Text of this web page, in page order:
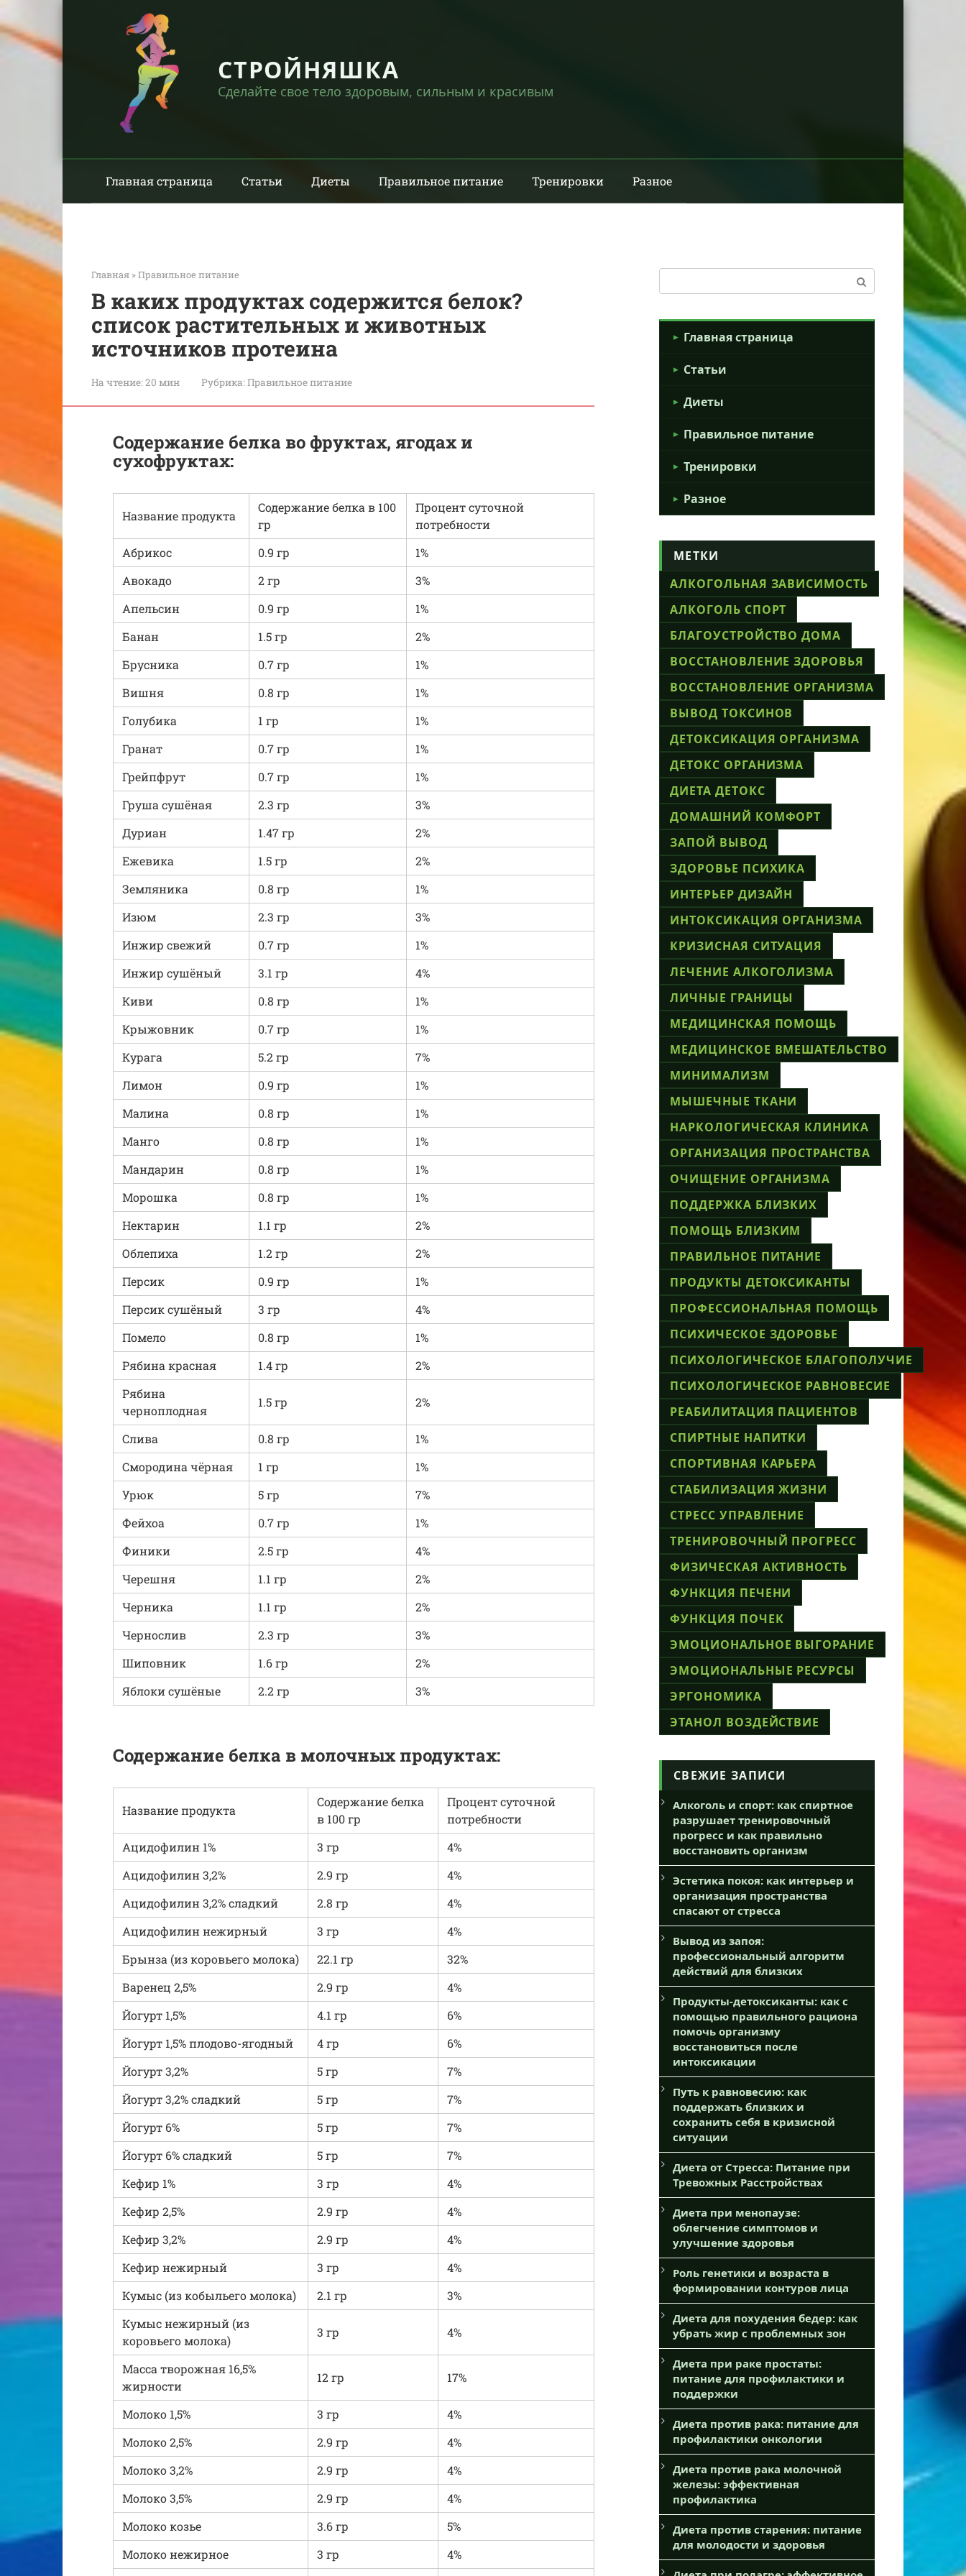
к
контенту
СТРОЙНЯШКА
Сделайте свое тело здоровым, сильным и красивым
Главная страница Статьи Диеты Правильное питание Тренировки Разное
Главная »Правильное питание
В каких продуктах содержится белок?
список растительных и животных
источников протеина
На чтение:20 мин Рубрика:Правильное питание
Содержание белка во фруктах, ягодах и
сухофруктах:
Название продукта
Содержание белка в 100
гр
Процент суточной
потребности
Абрикос
0.9 гр
1%
Авокадо
2 гр
3%
Апельсин
0.9 гр
1%
Банан
1.5 гр
2%
Брусника
0.7 гр
1%
Вишня
0.8 гр
1%
Голубика
1 гр
1%
Гранат
0.7 гр
1%
Грейпфрут
0.7 гр
1%
Груша сушёная
2.3 гр
3%
Дуриан
1.47 гр
2%
Ежевика
1.5 гр
2%
Земляника
0.8 гр
1%
Изюм
2.3 гр
3%
Инжир свежий
0.7 гр
1%
Инжир сушёный
3.1 гр
4%
Киви
0.8 гр
1%
Крыжовник
0.7 гр
1%
Курага
5.2 гр
7%
Лимон
0.9 гр
1%
Малина
0.8 гр
1%
Манго
0.8 гр
1%
Мандарин
0.8 гр
1%
Морошка
0.8 гр
1%
Нектарин
1.1 гр
2%
Облепиха
1.2 гр
2%
Персик
0.9 гр
1%
Персик сушёный
3 гр
4%
Помело
0.8 гр
1%
Рябина красная
1.4 гр
2%
Рябина
черноплодная
1.5 гр 2%
Слива 0.8 гр
1%
Смородина чёрная
1 гр
1%
Урюк
5 гр
7%
Фейхоа
0.7 гр
1%
Финики
2.5 гр
4%
Черешня
1.1 гр
2%
Черника
1.1 гр
2%
Чернослив
2.3 гр
3%
Шиповник
1.6 гр
2%
Яблоки сушёные
2.2 гр 3%
Содержание белка в молочных продуктах:
Название продукта
Содержание белка
в 100 гр
Процент суточной
потребности
Ацидофилин 1%
3 гр
4%
Ацидофилин 3,2%
2.9 гр
4%
Ацидофилин 3,2% сладкий
2.8 гр
4%
Ацидофилин нежирный
3 гр
4%
Брынза (из коровьего молока)
22.1 гр
32%
Варенец 2,5%
2.9 гр
4%
Йогурт 1,5%
4.1 гр
6%
Йогурт 1,5% плодово-ягодный
4 гр
6%
Йогурт 3,2%
5 гр
7%
Йогурт 3,2% сладкий
5 гр
7%
Йогурт 6%
5 гр
7%
Йогурт 6% сладкий
5 гр
7%
Кефир 1%
3 гр
4%
Кефир 2,5%
2.9 гр
4%
Кефир 3,2%
2.9 гр
4%
Кефир нежирный
3 гр
4%
Кумыс (из кобыльего молока)
2.1 гр
3%
Кумыс нежирный (из
коровьего молока)
3 гр 4%
Масса творожная 16,5%
жирности
12 гр 17%
Молоко 1,5% 3 гр
4%
Молоко 2,5%
2.9 гр
4%
Молоко 3,2%
2.9 гр
4%
Молоко 3,5%
2.9 гр
4%
Молоко козье
3.6 гр
5%
Молоко нежирное
3 гр
4%
Главная страница
Статьи
Диеты
Правильное питание
Тренировки
Разное
МЕТКИ
АЛКОГОЛЬНАЯ ЗАВИСИМОСТЬ
АЛКОГОЛЬ СПОРТ
БЛАГОУСТРОЙСТВО ДОМА
ВОССТАНОВЛЕНИЕ ЗДОРОВЬЯ
ВОССТАНОВЛЕНИЕ ОРГАНИЗМА
ВЫВОД ТОКСИНОВ
ДЕТОКСИКАЦИЯ ОРГАНИЗМА
ДЕТОКС ОРГАНИЗМА
ДИЕТА ДЕТОКС
ДОМАШНИЙ КОМФОРТ
ЗАПОЙ ВЫВОД
ЗДОРОВЬЕ ПСИХИКА
ИНТЕРЬЕР ДИЗАЙН
ИНТОКСИКАЦИЯ ОРГАНИЗМА
КРИЗИСНАЯ СИТУАЦИЯ
ЛЕЧЕНИЕ АЛКОГОЛИЗМА
ЛИЧНЫЕ ГРАНИЦЫ
МЕДИЦИНСКАЯ ПОМОЩЬ
МЕДИЦИНСКОЕ ВМЕШАТЕЛЬСТВО
МИНИМАЛИЗМ
МЫШЕЧНЫЕ ТКАНИ
НАРКОЛОГИЧЕСКАЯ КЛИНИКА
ОРГАНИЗАЦИЯ ПРОСТРАНСТВА
ОЧИЩЕНИЕ ОРГАНИЗМА
ПОДДЕРЖКА БЛИЗКИХ
ПОМОЩЬ БЛИЗКИМ
ПРАВИЛЬНОЕ ПИТАНИЕ
ПРОДУКТЫ ДЕТОКСИКАНТЫ
ПРОФЕССИОНАЛЬНАЯ ПОМОЩЬ
ПСИХИЧЕСКОЕ ЗДОРОВЬЕ
ПСИХОЛОГИЧЕСКОЕ БЛАГОПОЛУЧИЕ
ПСИХОЛОГИЧЕСКОЕ РАВНОВЕСИЕ
РЕАБИЛИТАЦИЯ ПАЦИЕНТОВ
СПИРТНЫЕ НАПИТКИ
СПОРТИВНАЯ КАРЬЕРА
СТАБИЛИЗАЦИЯ ЖИЗНИ
СТРЕСС УПРАВЛЕНИЕ
ТРЕНИРОВОЧНЫЙ ПРОГРЕСС
ФИЗИЧЕСКАЯ АКТИВНОСТЬ
ФУНКЦИЯ ПЕЧЕНИ
ФУНКЦИЯ ПОЧЕК
ЭМОЦИОНАЛЬНОЕ ВЫГОРАНИЕ
ЭМОЦИОНАЛЬНЫЕ РЕСУРСЫ
ЭРГОНОМИКА
ЭТАНОЛ ВОЗДЕЙСТВИЕ
СВЕЖИЕ ЗАПИСИ
Алкоголь и спорт: как спиртное
разрушает тренировочный
прогресс и как правильно
восстановить организм
Эстетика покоя: как интерьер и
организация пространства
спасают от стресса
Вывод из запоя:
профессиональный алгоритм
действий для близких
Продукты-детоксиканты: как с
помощью правильного рациона
помочь организму
восстановиться после
интоксикации
Путь к равновесию: как
поддержать близких и
сохранить себя в кризисной
ситуации
Диета от Стресса: Питание при
Тревожных Расстройствах
Диета при менопаузе:
облегчение симптомов и
улучшение здоровья
Роль генетики и возраста в
формировании контуров лица
Диета для похудения бедер: как
убрать жир с проблемных зон
Диета при раке простаты:
питание для профилактики и
поддержки
Диета против рака: питание для
профилактики онкологии
Диета против рака молочной
железы: эффективная
профилактика
Диета против старения: питание
для молодости и здоровья